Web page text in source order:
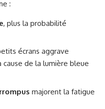
:
, plus la probabilité
écrans aggrave
de la lumière bleue
majorent la fatigue